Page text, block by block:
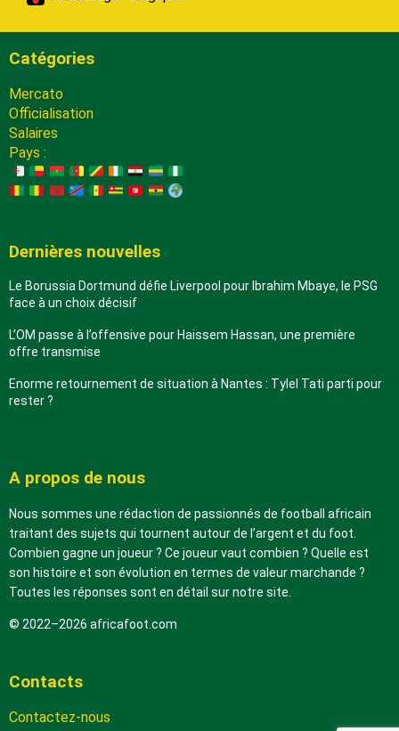
Catégories
Mercato
Officialisation
Salaires
Pays :
Dernières nouvelles
Le Borussia Dortmund défie Liverpool pour Ibrahim Mbaye, le PSG
face à un choix décisif
L’OM passe à l’offensive pour Haissem Hassan, une première
offre transmise
Enorme retournement de situation à Nantes : Tylel Tati parti pour
rester ?
A propos de nous
Nous sommes une rédaction de passionnés de football africain
traitant des sujets qui tournent autour de l’argent et du foot.
Combien gagne un joueur ? Ce joueur vaut combien ? Quelle est
son histoire et son évolution en termes de valeur marchande ?
Toutes les réponses sont en détail sur notre site.
© 2022–2026 africafoot.com
Contacts
Contactez-nous